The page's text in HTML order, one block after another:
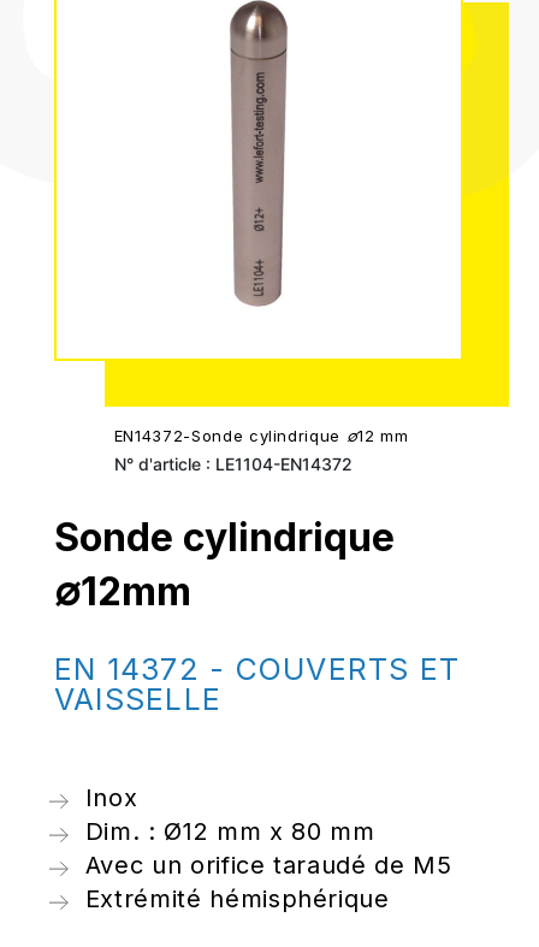
EN14372-Sonde cylindrique ∅12 mm
N° d'article : LE1104-EN14372
Sonde cylindrique
∅12mm
EN 14372 - COUVERTS ET
VAISSELLE
Inox
Dim. : Ø12 mm x 80 mm
Avec un orifice taraudé de M5
Extrémité hémisphérique